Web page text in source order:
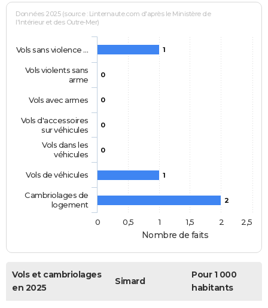
Nombre de faits
Données 2025 (source : Linternaute.com d'après le Ministère de
l'Intérieur et des Outre-Mer)
1
0
0
0
0
1
2
Vols sans violence …
Vols violents sans
arme
Vols avec armes
Vols d'accessoires
sur véhicules
Vols dans les
véhicules
Vols de véhicules
Cambriolages de
logement
0
0,5 1 1,5 2 2,5
Vols et cambriolages
en 2025
Simard
Pour 1 000
habitants